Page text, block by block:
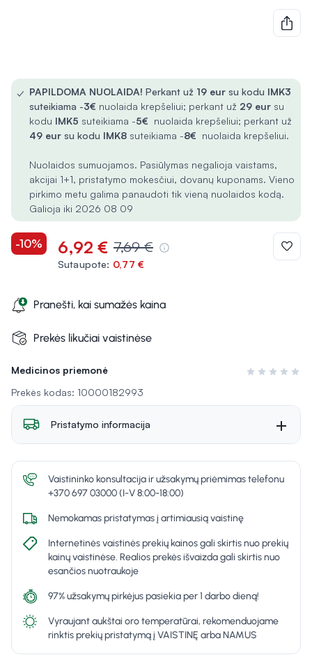
Medicinos priemonė
Įvertinimas 0
Prekės kodas: 10000182993
✓ PAPILDOMA NUOLAIDA! Perkant už 19 eur su kodu IMK3
suteikiama -3€ nuolaida krepšeliui; perkant už 29 eur su
kodu IMK5 suteikiama -5€ nuolaida krepšeliui; perkant už
49 eur su kodu IMK8 suteikiama -8€ nuolaida krepšeliui.
Nuolaidos sumuojamos. Pasiūlymas negalioja vaistams,
akcijai 1+1, pristatymo mokesčiui, dovanų kuponams. Vieno
pirkimo metu galima panaudoti tik vieną nuolaidos kodą.
Galioja iki 2026 08 09
-10% 6,92 € 7,69 €
Sutaupote: 0,77 €
Pranešti, kai sumažės kaina
Prekės likučiai vaistinėse
Pristatymo informacija
Vaistininko konsultacija ir užsakymų priėmimas telefonu
+370 697 03000 (I-V 8:00-18:00)
Nemokamas pristatymas į artimiausią vaistinę
Internetinės vaistinės prekių kainos gali skirtis nuo prekių
kainų vaistinėse. Realios prekės išvaizda gali skirtis nuo
esančios nuotraukoje
97% užsakymų pirkėjus pasiekia per 1 darbo dieną!
Vyraujant aukštai oro temperatūrai, rekomenduojame
rinktis prekių pristatymą į VAISTINĘ arba NAMUS